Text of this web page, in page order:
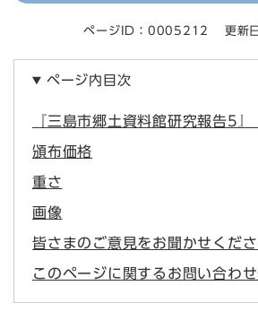
ページID：0005212 更新
ページ内目次
『三島市郷土資料館研究報告5』
頒布価格
重さ
画像
皆さまのご意見をお聞かせくださ
このページに関するお問い合わ